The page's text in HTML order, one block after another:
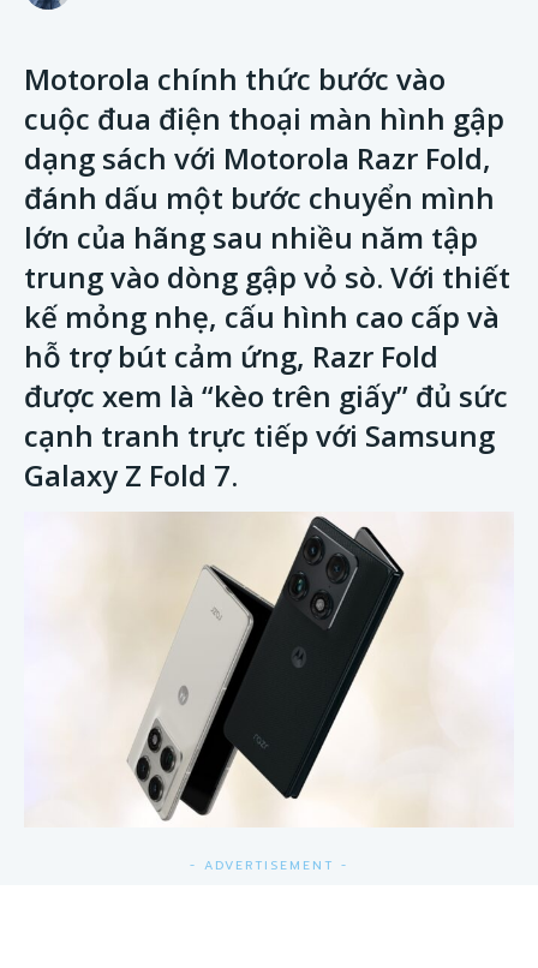
Motorola chính thức bước vào
cuộc đua điện thoại màn hình gập
dạng sách với Motorola Razr Fold,
đánh dấu một bước chuyển mình
lớn của hãng sau nhiều năm tập
trung vào dòng gập vỏ sò. Với thiết
kế mỏng nhẹ, cấu hình cao cấp và
hỗ trợ bút cảm ứng, Razr Fold
được xem là “kèo trên giấy” đủ sức
cạnh tranh trực tiếp với Samsung
Galaxy Z Fold 7.
- ADVERTISEMENT -